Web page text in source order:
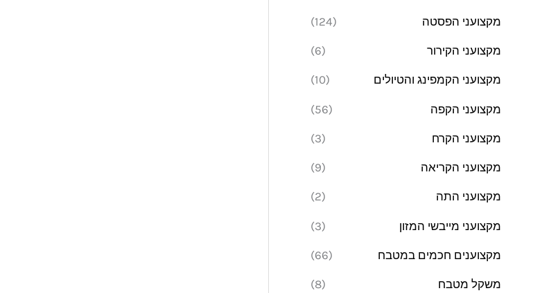
מקצועני הפסטה (124)
מקצועני הקירור (6)
מקצועני הקמפינג והטיולים (10)
מקצועני הקפה (56)
מקצועני הקרח (3)
מקצועני הקריאה (9)
מקצועני התה (2)
מקצועני מייבשי המזון (3)
מקצוענים חכמים במטבח (66)
משקל מטבח (8)